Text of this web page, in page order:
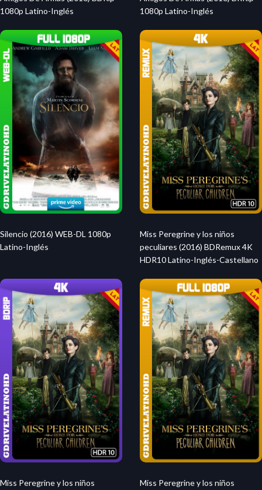
1080p Latino-Inglés
1080p Latino-Inglés
Silencio (2016) WEB-DL 1080p
Latino-Inglés
Miss Peregrine y los niños
peculiares (2016) BDRemux 4K
HDR10 Latino-Inglés-Castellano
Miss Peregrine y los niños
Miss Peregrine y los niños